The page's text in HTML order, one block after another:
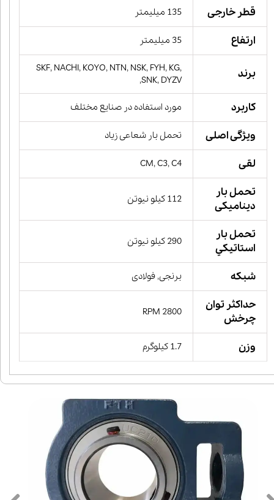
قطر خارجی 135 میلیمتر
ارتفاع 35 میلیمتر
برند
SKF, NACHI, KOYO, NTN, NSK, FYH, KG,
SNK, DYZV,
کاربرد مورد استفاده در صنایع مختلف
ویژگی اصلی تحمل بار شعاعی زیاد
لقی CM, C3, C4
تحمل بار
دینامیکی
112 کیلو نیوتن
تحمل بار
استاتيكي
290 کیلو نیوتن
شبکه برنجی, فولادی
حداکثر توان
چرخش
2800 RPM
وزن 1.7 کیلوگرم